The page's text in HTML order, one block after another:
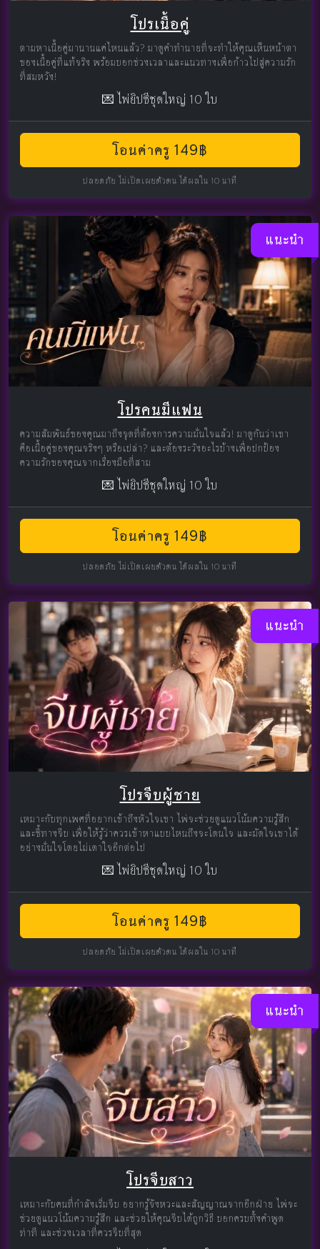
โปรเนื้อคู่
ตามหาเนื้อคู่มานานแค่ไหนแล้ว? มาดูคำทำนายที่จะทำให้คุณเห็นหน้าตา
ของเนื้อคู่ที่แท้จริง พร้อมบอกช่วงเวลาและแนวทางเพื่อก้าวไปสู่ความรัก
ที่สมหวัง!
💌 ไพ่ยิปซีชุดใหญ่ 10 ใบ
โอนค่าครู 149฿
ปลอดภัย ไม่เปิดเผยตัวตน ได้ผลใน 10 นาที
แนะนำ
โปรคนมีแฟน
ความสัมพันธ์ของคุณมาถึงจุดที่ต้องการความมั่นใจแล้ว! มาดูกันว่าเขา
คือเนื้อคู่ของคุณจริงๆ หรือเปล่า? และต้องระวังอะไรบ้างเพื่อปกป้อง
ความรักของคุณจากเรื่องมือที่สาม
💌 ไพ่ยิปซีชุดใหญ่ 10 ใบ
โอนค่าครู 149฿
ปลอดภัย ไม่เปิดเผยตัวตน ได้ผลใน 10 นาที
แนะนำ
โปรจีบผู้ชาย
เหมาะกับทุกเพศที่อยากเข้าถึงหัวใจเขา ไพ่จะช่วยดูแนวโน้มความรู้สึก
และชี้ทางจีบ เพื่อให้รู้ว่าควรเข้าหาแบบไหนถึงจะโดนใจ และมัดใจเขาได้
อย่างมั่นใจโดยไม่เดาใจอีกต่อไป
💌 ไพ่ยิปซีชุดใหญ่ 10 ใบ
โอนค่าครู 149฿
ปลอดภัย ไม่เปิดเผยตัวตน ได้ผลใน 10 นาที
แนะนำ
โปรจีบสาว
เหมาะกับคนที่กำลังเริ่มจีบ อยากรู้จังหวะและสัญญาณจากอีกฝ่าย ไพ่จะ
ช่วยดูแนวโน้มความรู้สึก และช่วยให้คุณจีบได้ถูกวิธี บอกครบทั้งคำพูด
ท่าที และช่วงเวลาที่ควรจีบที่สุด